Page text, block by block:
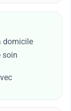
domicile
soin